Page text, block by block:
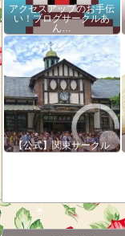
アクセスアップのお手伝
い！ブログサークルあ
ん…
【公式】関東サークル